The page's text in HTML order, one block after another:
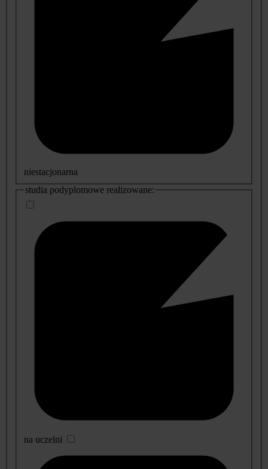
niestacjonarna
studia podyplomowe realizowane:
na uczelni